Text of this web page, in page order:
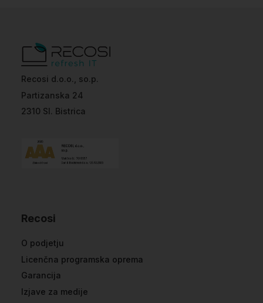
Recosi d.o.o., so.p.
Partizanska 24
2310 Sl. Bistrica
Recosi
O podjetju
Licenčna programska oprema
Garancija
Izjave za medije